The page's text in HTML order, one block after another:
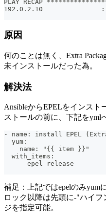
PLAY RECAP
192.0.2.10               :
原因
何のことは無く、Extra
未インストールだった為。
解決法
AnsibleからEPELをインスト
ストールの前に、下記をyml
- name: install EPEL
  yum:
    name: "{{ item }}"
  with_items:
    - epel-release
補足：上記ではepelのみyum
ロック以降は先頭に-"ハイ
ジを指定可能。